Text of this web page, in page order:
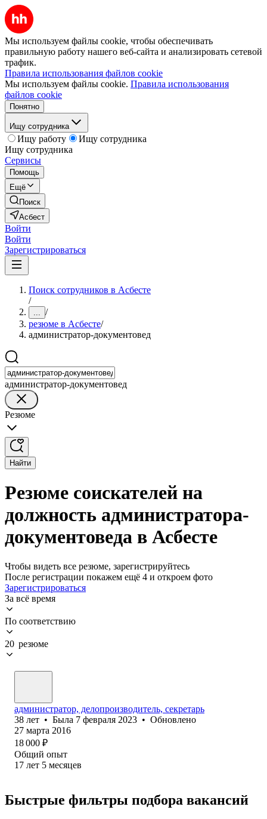
Мы используем файлы cookie, чтобы обеспечивать
правильную работу нашего веб-сайта и анализировать сетевой
трафик.
Правила использования файлов cookie
Мы используем файлы cookie. Правила использования
файлов cookie
Понятно
Ищу сотрудника
Ищу работу
Ищу сотрудника
Ищу сотрудника
Сервисы
Помощь
Ещё
Поиск
Асбест
Войти
Войти
Зарегистрироваться
Поиск сотрудников в Асбесте
/
... /
резюме в Асбесте/
администратор-документовед
администратор-документовед
Резюме
Найти
Резюме соискателей на
должность администратора-
документоведа в Асбесте
Чтобы видеть все резюме, зарегистрируйтесь
После регистрации покажем ещё 4 и откроем фото
Зарегистрироваться
За всё время
По соответствию
20 резюме
администратор, делопроизводитель, секретарь
38 лет • Была 7 февраля 2023 • Обновлено
27 марта 2016
18 000 ₽
Общий опыт
17 лет 5 месяцев
Быстрые фильтры подбора вакансий